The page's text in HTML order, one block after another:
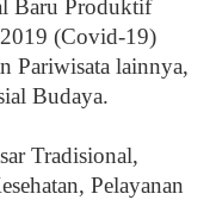
Baru Produktif
(Covid-19)
Pariwisata lainnya,
Budaya.
Tradisional,
Pelayanan